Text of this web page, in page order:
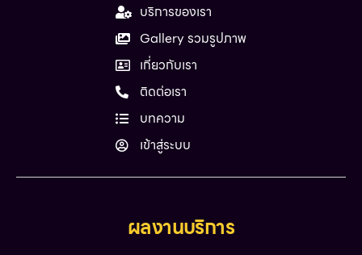
บริการของเรา
Gallery รวมรูปภาพ
เกี่ยวกับเรา
ติดต่อเรา
บทความ
เข้าสู่ระบบ
ผลงานบริการ